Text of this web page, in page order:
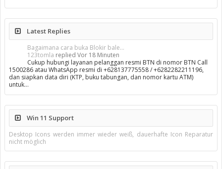
Latest Replies
Bagaimana cara buka Blokir bale...
123tomla replied Vor 18 Minuten
Cukup hubungi layanan pelanggan resmi BTN di nomor BTN Call
1500286 atau WhatsApp resmi di +628137775558 / +6282282211196,
dan siapkan data diri (KTP, buku tabungan, dan nomor kartu ATM)
untuk…
Win 11 Support
Desktop Icons werden immer wieder weiß, dauerhafte Icon Reparatur
nicht möglich